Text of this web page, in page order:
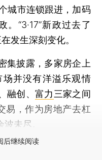
城市连锁跟进，加码
。“3·17”新政过去了
发生深刻变化。
集披露，多家房企上
并没有洋溢乐观情
融创、 富力三家之间
易，作为房地产去杠
未尽。
后继续阅读